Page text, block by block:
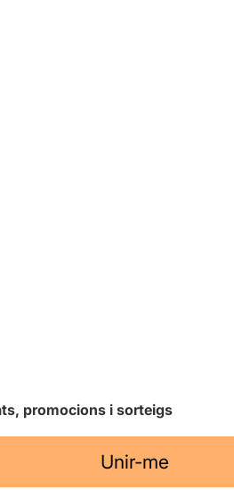
promocions i sorteigs
Unir-me